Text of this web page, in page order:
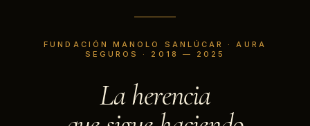
FUNDACIÓN MANOLO SANLÚCAR · AURA
SEGUROS · 2018 — 2025
La herencia